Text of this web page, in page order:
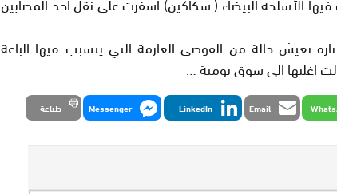
تعيش حالة من الفوضى العارمة التي يتسبب فيها الباعة
اغلبها الى سوق يومية …
Email
LinkedIn
Messenger طباعة